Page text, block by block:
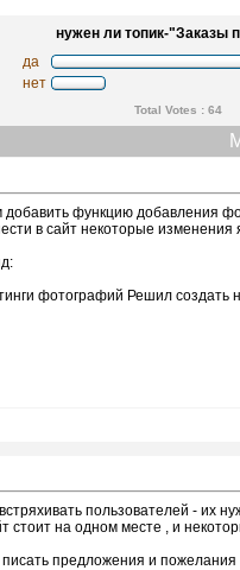
нужен ли топик-"Заказы
да
нет
Total Votes : 64
функцию добавления
в сайт некоторые изменения
фотографий Решил создать
пользователей - их
стоит на одном месте , и
предложения и пожелания